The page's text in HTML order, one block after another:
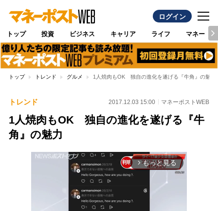
ログイン
トップ 投資 ビジネス キャリア ライフ マネー
トップ トレンド グルメ 1人焼肉もOK 独自の進化を遂げる『牛角』の魅力
トレンド 2017.12.03 15:00 マネーポストWEB
1人焼肉もOK 独自の進化を遂げる『牛
角』の魅力
arrow_forward_ios もっと見る